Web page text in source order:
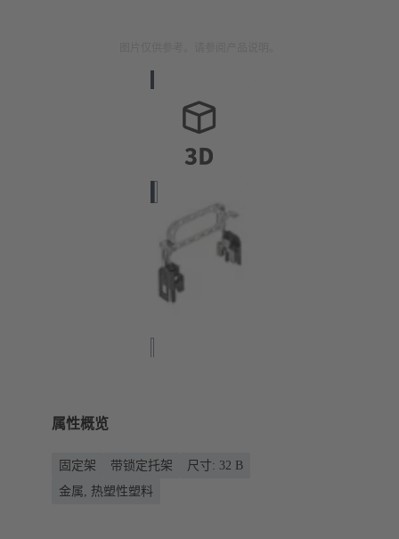
属性概览
固定架 带锁定托架
尺寸: 32 B
金属, 热塑性塑料